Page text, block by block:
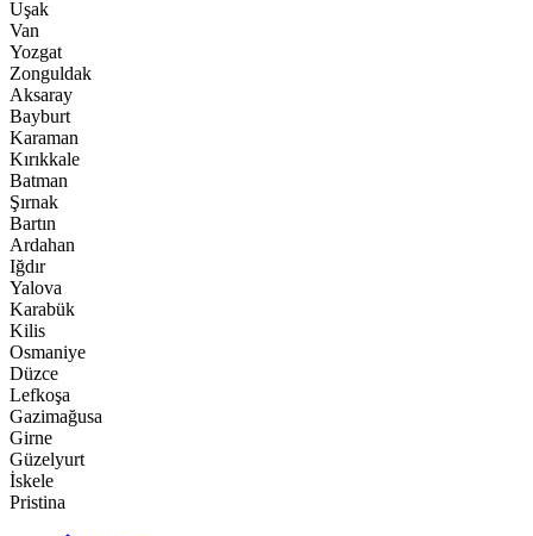
Uşak
Van
Yozgat
Zonguldak
Aksaray
Bayburt
Karaman
Kırıkkale
Batman
Şırnak
Bartın
Ardahan
Iğdır
Yalova
Karabük
Kilis
Osmaniye
Düzce
Lefkoşa
Gazimağusa
Girne
Güzelyurt
İskele
Pristina